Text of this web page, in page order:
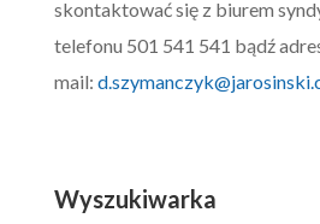
skontaktować się z biurem
telefonu 501 541 541 bądź
mail:
Wyszukiwarka